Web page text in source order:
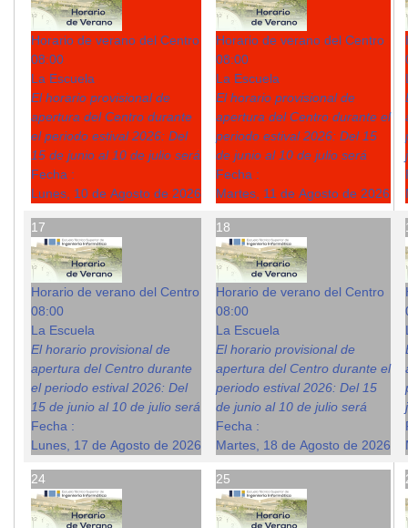
Horario de verano del Centro
08:00
La Escuela
El horario provisional de
apertura del Centro durante
el periodo estival 2026: Del
15 de junio al 10 de julio será
Fecha :
Lunes, 10 de Agosto de 2026
Horario de verano del Centro
08:00
La Escuela
El horario provisional de
apertura del Centro durante el
periodo estival 2026: Del 15
de junio al 10 de julio será
Fecha :
Martes, 11 de Agosto de 2026
17
Horario de verano del Centro
08:00
La Escuela
El horario provisional de
apertura del Centro durante
el periodo estival 2026: Del
15 de junio al 10 de julio será
Fecha :
Lunes, 17 de Agosto de 2026
18
Horario de verano del Centro
08:00
La Escuela
El horario provisional de
apertura del Centro durante el
periodo estival 2026: Del 15
de junio al 10 de julio será
Fecha :
Martes, 18 de Agosto de 2026
24 25